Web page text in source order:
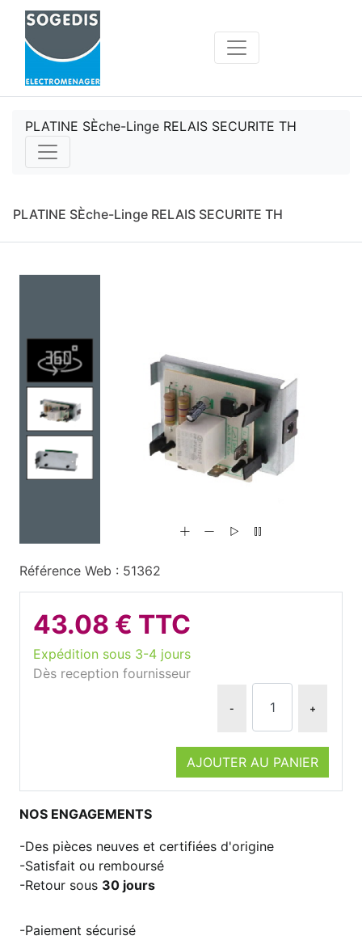
PLATINE SÈche-Linge RELAIS SECURITE TH
PLATINE SÈche-Linge RELAIS SECURITE TH
Référence Web : 51362
43.08 € TTC
Expédition sous 3-4 jours
Dès reception fournisseur
- +
AJOUTER AU PANIER
NOS ENGAGEMENTS
Des pièces neuves et certifiées d'origine
Satisfait ou remboursé
Retour sous 30 jours
Paiement sécurisé